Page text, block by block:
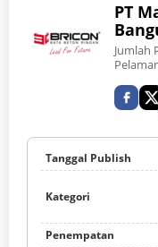
PT
Jumlah
Tanggal Publish
Kategori
Penempatan